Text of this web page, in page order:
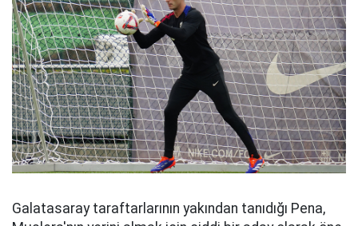
Galatasaray taraftarlarının yakından tanıdığı Pena,